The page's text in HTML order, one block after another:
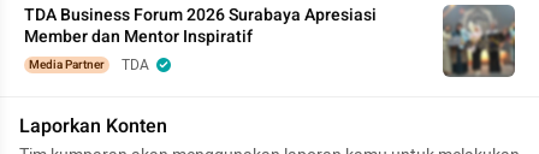
TDA Business Forum 2026 Surabaya Apresiasi
Member dan Mentor Inspiratif
Media Partner TDA
Laporkan Konten